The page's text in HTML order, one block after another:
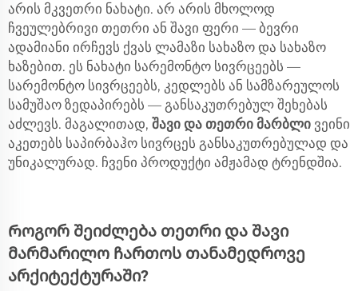
არის მკვეთრი ნახატი. არ არის მხოლოდ
ჩვეულებრივი თეთრი ან შავი ფერი — ბევრი
ადამიანი ირჩევს ქვას ლამაზი სახაზო და სახაზო
ხაზებით. ეს ნახატი სარემონტო სივრცეებს —
სარემონტო სივრცეებს, კედლებს ან სამზარეულოს
სამუშაო ზედაპირებს — განსაკუთრებულ შეხებას
აძლევს. მაგალითად, შავი და თეთრი მარბლი ვეინი
აკეთებს საპირბაჰო სივრცეს განსაკუთრებულად და
უნიკალურად. ჩვენი პროდუქტი ამჟამად ტრენდშია.
Როგორ შეიძლება თეთრი და შავი
მარმარილო ჩართოს თანამედროვე
არქიტექტურაში?